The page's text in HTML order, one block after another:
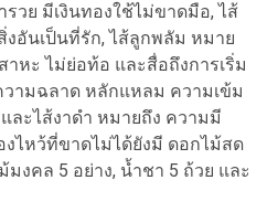
วย มีเงินทองใช้ไม่ขาดมือ, ไส้
งอันเป็นที่รัก, ไส้ลูกพลัม หมาย
หะ ไม่ย่อท้อ และสื่อถึงการเริ่ม
ามฉลาด หลักแหลม ความเข้ม
ะไส้งาดำ หมายถึง ความมี
ไหว้ที่ขาดไม่ได้ยังมี ดอกไม้สด
งคล 5 อย่าง, น้ำชา 5 ถ้วย และ